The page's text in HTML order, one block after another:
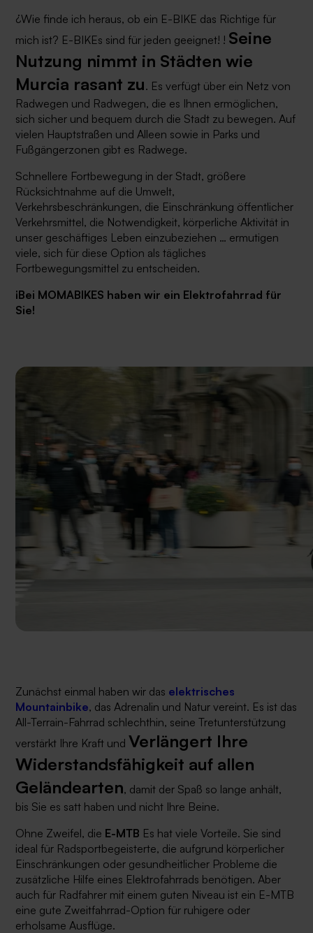
¿Wie finde ich heraus, ob ein E-BIKE das Richtige für
mich ist? E-BIKEs sind für jeden geeignet! ! Seine
Nutzung nimmt in Städten wie
Murcia rasant zu. Es verfügt über ein Netz von
Radwegen und Radwegen, die es Ihnen ermöglichen,
sich sicher und bequem durch die Stadt zu bewegen. Auf
vielen Hauptstraßen und Alleen sowie in Parks und
Fußgängerzonen gibt es Radwege.
Schnellere Fortbewegung in der Stadt, größere
Rücksichtnahme auf die Umwelt,
Verkehrsbeschränkungen, die Einschränkung öffentlicher
Verkehrsmittel, die Notwendigkeit, körperliche Aktivität in
unser geschäftiges Leben einzubeziehen … ermutigen
viele, sich für diese Option als tägliches
Fortbewegungsmittel zu entscheiden.
¡Bei MOMABIKES haben wir ein Elektrofahrrad für
Sie!
Zunächst einmal haben wir das elektrisches
Mountainbike, das Adrenalin und Natur vereint. Es ist das
All-Terrain-Fahrrad schlechthin, seine Tretunterstützung
verstärkt Ihre Kraft und Verlängert Ihre
Widerstandsfähigkeit auf allen
Geländearten, damit der Spaß so lange anhält,
bis Sie es satt haben und nicht Ihre Beine.
Ohne Zweifel, die E-MTB Es hat viele Vorteile. Sie sind
ideal für Radsportbegeisterte, die aufgrund körperlicher
Einschränkungen oder gesundheitlicher Probleme die
zusätzliche Hilfe eines Elektrofahrrads benötigen. Aber
auch für Radfahrer mit einem guten Niveau ist ein E-MTB
eine gute Zweitfahrrad-Option für ruhigere oder
erholsame Ausflüge.